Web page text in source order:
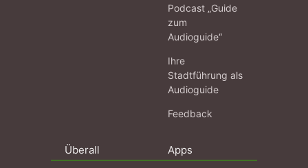
Podcast „Guide
zum
Audioguide“
Ihre
Stadtführung als
Audioguide
Feedback
Überall Apps